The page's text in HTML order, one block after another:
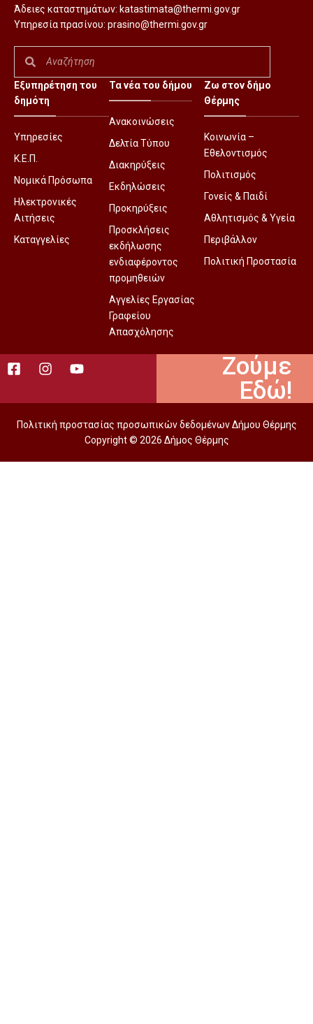
Άδειες καταστημάτων: katastimata@thermi.gov.gr
Υπηρεσία πρασίνου: prasino@thermi.gov.gr
Εξυπηρέτηση του
δημότη
Υπηρεσίες
Κ.Ε.Π.
Νομικά Πρόσωπα
Ηλεκτρονικές
Αιτήσεις
Καταγγελίες
Τα νέα του δήμου
Ανακοινώσεις
Δελτία Τύπου
Διακηρύξεις
Εκδηλώσεις
Προκηρύξεις
Προσκλήσεις
εκδήλωσης
ενδιαφέροντος
προμηθειών
Αγγελίες Εργασίας
Γραφείου
Απασχόλησης
Ζω στον δήμο
Θέρμης
Κοινωνία –
Εθελοντισμός
Πολιτισμός
Γονείς & Παιδί
Αθλητισμός & Υγεία
Περιβάλλον
Πολιτική Προστασία
Ζούμε
Εδώ!
Πολιτική προστασίας προσωπικών δεδομένων Δήμου Θέρμης
Copyright © 2026 Δήμος Θέρμης